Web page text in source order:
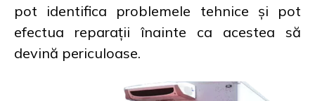
pot identifica problemele tehnice și pot
efectua reparații înainte ca acestea să
devină periculoase.